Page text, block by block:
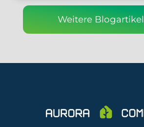
Weitere Blogartikel